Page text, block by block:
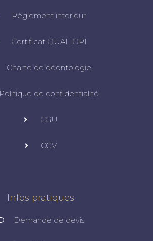
Règlement interieur
Certificat QUALIOPI
Charte de déontologie
Politique de confidentialité
CGU
CGV
Infos pratiques
Demande de devis